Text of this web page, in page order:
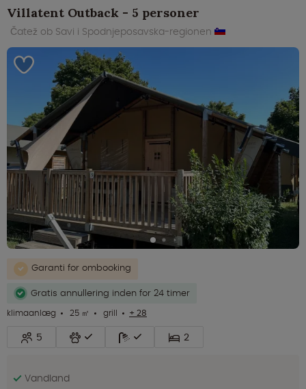
Villatent Outback - 5 personer
Čatež ob Savi i Spodnjeposavska-regionen
Garanti for ombooking
Gratis annullering inden for 24 timer
klimaanlæg
25 ㎡ grill + 28
5 2
Vandland